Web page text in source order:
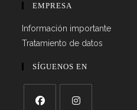
EMPRESA
Información importante
Tratamiento de datos
SÍGUENOS EN